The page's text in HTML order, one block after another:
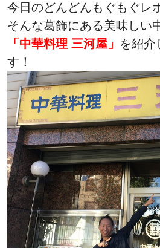
今日のどんどんもぐもぐレ
そんな葛飾にある美味しい
「中華料理 三河屋」 を紹介
す！